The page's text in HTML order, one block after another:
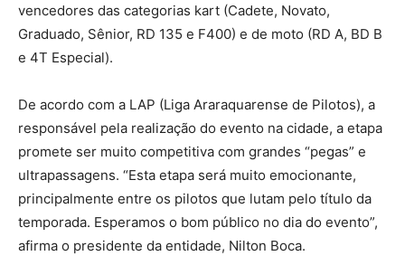
vencedores das categorias kart (Cadete, Novato,
Graduado, Sênior, RD 135 e F400) e de moto (RD A, BD B
e 4T Especial).
De acordo com a LAP (Liga Araraquarense de Pilotos), a
responsável pela realização do evento na cidade, a etapa
promete ser muito competitiva com grandes “pegas” e
ultrapassagens. “Esta etapa será muito emocionante,
principalmente entre os pilotos que lutam pelo título da
temporada. Esperamos o bom público no dia do evento”,
afirma o presidente da entidade, Nilton Boca.